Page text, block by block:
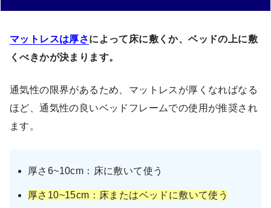
マットレスは厚さによって床に敷くか、ベッドの上に敷
くべきかが決まります。
通気性の限界があるため、マットレスが厚くなればなる
ほど、通気性の良いベッドフレームでの使用が推奨され
ます。
厚さ6~10cm：床に敷いて使う
厚さ10~15cm：床またはベッドに敷いて使う